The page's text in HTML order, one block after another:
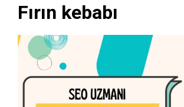
Fırın kebabı